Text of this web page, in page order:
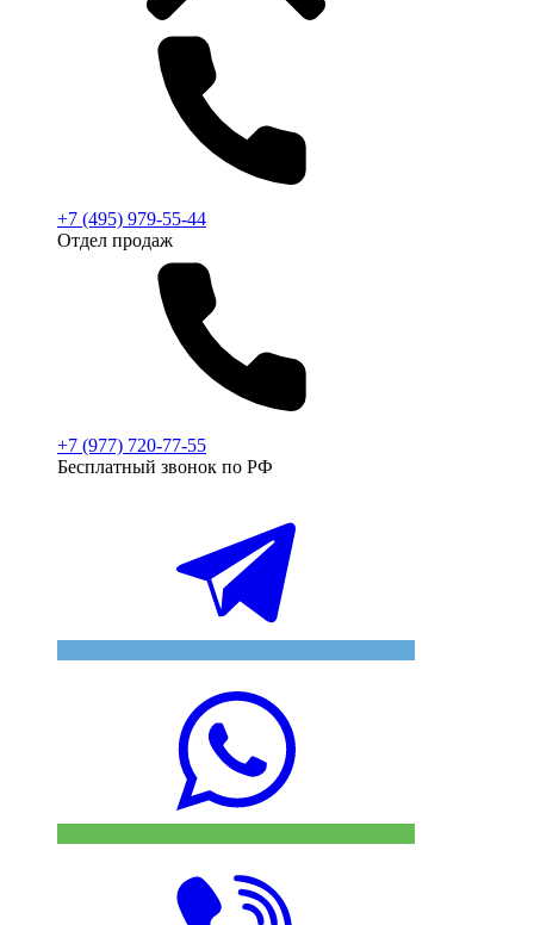
+7 (495) 979-55-44
Отдел продаж
+7 (977) 720-77-55
Бесплатный звонок по РФ